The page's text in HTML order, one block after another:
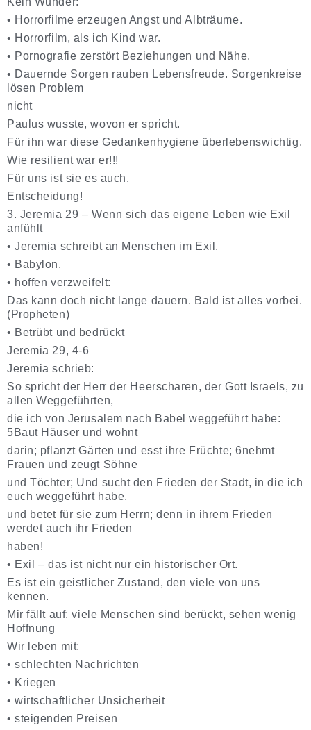
• Horrorfilme erzeugen Angst und Albträume.
• Horrorfilm, als ich Kind war.
• Pornografie zerstört Beziehungen und Nähe.
• Dauernde Sorgen rauben Lebensfreude. Sorgenkreise
lösen Problem
nicht
Paulus wusste, wovon er spricht.
Für ihn war diese Gedankenhygiene überlebenswichtig.
Wie resilient war er!!!
Für uns ist sie es auch.
Entscheidung!
3. Jeremia 29 – Wenn sich das eigene Leben wie Exil
anfühlt
• Jeremia schreibt an Menschen im Exil.
• Babylon.
• hoffen verzweifelt:
Das kann doch nicht lange dauern. Bald ist alles vorbei.
(Propheten)
• Betrübt und bedrückt
Jeremia 29, 4-6
Jeremia schrieb:
So spricht der Herr der Heerscharen, der Gott Israels, zu
allen Weggeführten,
die ich von Jerusalem nach Babel weggeführt habe:
5Baut Häuser und wohnt
darin; pflanzt Gärten und esst ihre Früchte; 6nehmt
Frauen und zeugt Söhne
und Töchter; Und sucht den Frieden der Stadt, in die ich
euch weggeführt habe,
und betet für sie zum Herrn; denn in ihrem Frieden
werdet auch ihr Frieden
haben!
• Exil – das ist nicht nur ein historischer Ort.
Es ist ein geistlicher Zustand, den viele von uns
kennen.
Mir fällt auf: viele Menschen sind berückt, sehen wenig
Hoffnung
Wir leben mit:
• schlechten Nachrichten
• Kriegen
• wirtschaftlicher Unsicherheit
• steigenden Preisen